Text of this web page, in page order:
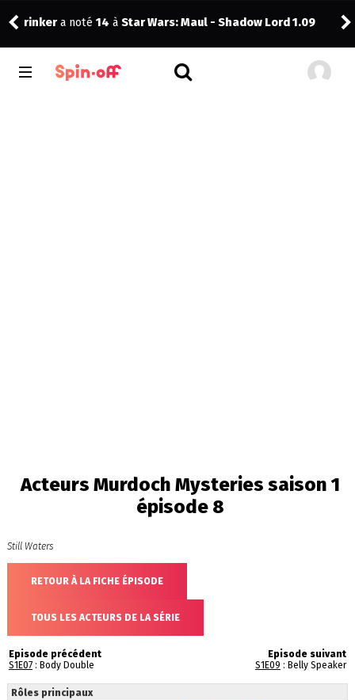
rinkera noté 14 à Star Wars: Maul - Shadow Lord 1.09
Acteurs Murdoch Mysteries saison 1
épisode 8
Still Waters
RETOUR À LA FICHE ÉPISODE
TOUS LES ACTEURS DE LA SÉRIE
Episode précédent
S1E07: Body Double
Episode suivant
S1E09 : Belly Speaker
Rôles principaux